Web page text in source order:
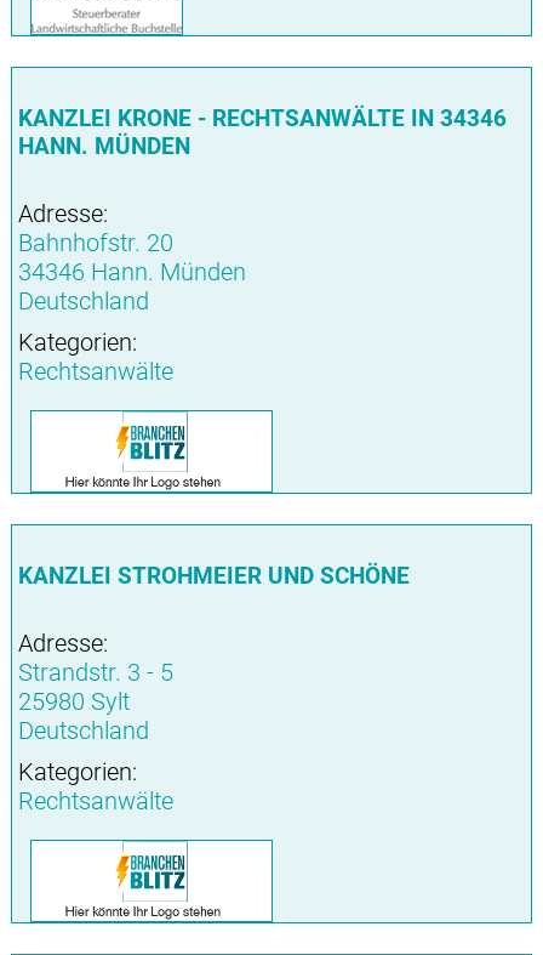
KANZLEI KRONE - RECHTSANWÄLTE IN 34346
HANN. MÜNDEN
Adresse:
Bahnhofstr. 20
34346 Hann. Münden
Deutschland
Kategorien:
Rechtsanwälte
KANZLEI STROHMEIER UND SCHÖNE
Adresse:
Strandstr. 3 - 5
25980 Sylt
Deutschland
Kategorien:
Rechtsanwälte